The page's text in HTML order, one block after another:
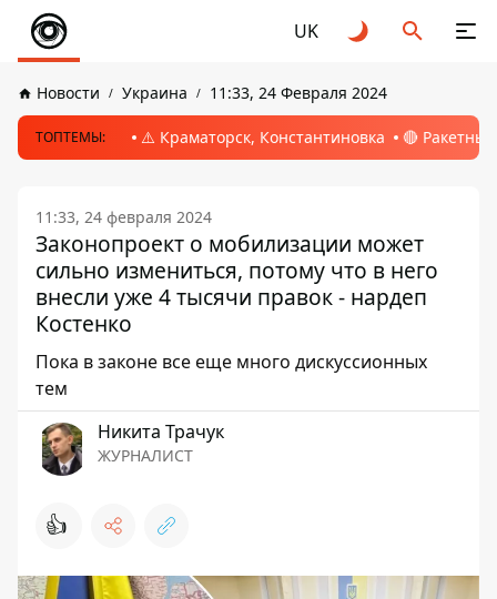
UK
Новости Украина 11:33, 24 Февраля 2024
ТОПТЕМЫ: ⚠️ Краматорск, Константиновка 🔴
11:33, 24 февраля 2024
Законопроект о мобилизации может
сильно измениться, потому что в него
внесли уже 4 тысячи правок - нардеп
Костенко
Пока в законе все еще много дискуссионных
тем
Никита Трачук
ЖУРНАЛИСТ
👍